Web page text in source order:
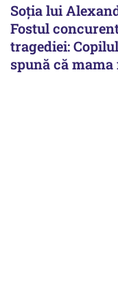
Soția lui
Fostul
tragediei:
spună că